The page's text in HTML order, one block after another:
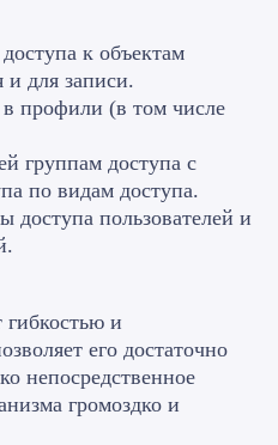
к объектам
и для записи.
профили (в том числе
группам доступа с
по видам доступа.
доступа пользователей и
гибкостью и
его достаточно
непосредственное
громоздко и